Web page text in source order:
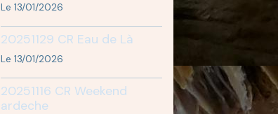
Le 13/01/2026
20251129 CR Eau de Là
Le 13/01/2026
20251116 CR Weekend
ardeche